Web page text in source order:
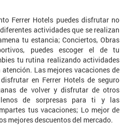
Ferrer Hotels puedes disfrutar no
actividades que se realizan
tu estancia; Conciertos, Obras
puedes escoger el de tu
tu rutina realizando actividades
Las mejores vacaciones de
en Ferrer Hotels de seguro
de volver y disfrutar de otros
de sorpresas para ti y las
tus vacaciones; Lo mejor de
mejores descuentos del mercado.